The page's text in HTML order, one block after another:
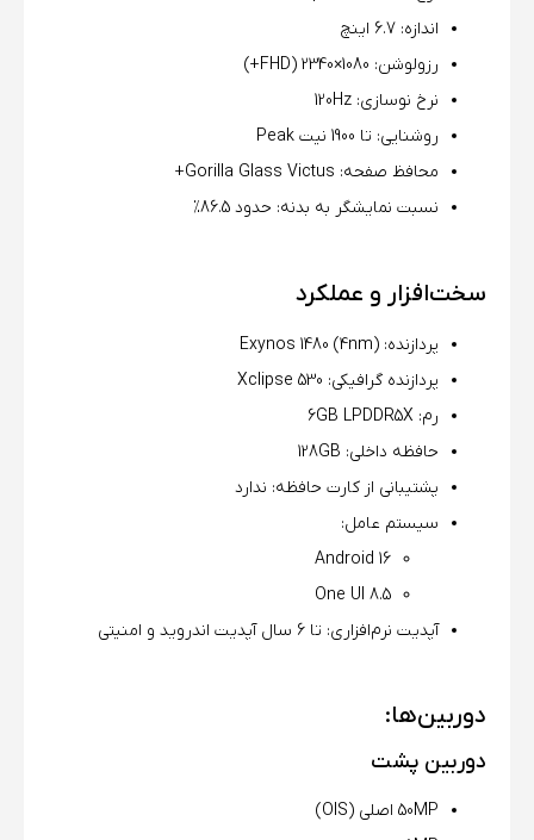
اندازه: 6.7 اینچ
رزولوشن: 1080×2340 (FHD+)
نرخ نوسازی: 120Hz
روشنایی: تا 1900 نیت Peak
محافظ صفحه: Gorilla Glass Victus+
نسبت نمایشگر به بدنه: حدود 86.5%
سخت‌افزار و عملکرد
پردازنده: Exynos 1480 (4nm)
پردازنده گرافیکی: Xclipse 530
رم: 6GB LPDDR5X
حافظه داخلی: 128GB
پشتیبانی از کارت حافظه: ندارد
سیستم عامل:
Android 16
One UI 8.5
آپدیت نرم‌افزاری: تا 6 سال آپدیت اندروید و امنیتی
دوربین‌ها:
دوربین پشت
50MP اصلی (OIS)